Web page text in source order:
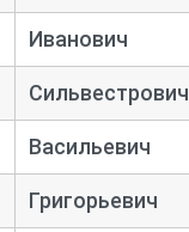
Иванович
Сильвестрович
Васильевич
Григорьевич